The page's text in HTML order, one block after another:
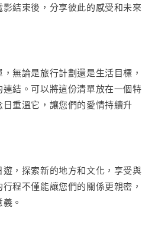
結束後，分享彼此的感受和未來
無論是旅行計劃還是生活目標，
結。可以將這份清單放在一個特
重溫它，讓您們的愛情持續升
，探索新的地方和文化，享受與
程不僅能讓您們的關係更親密，
。